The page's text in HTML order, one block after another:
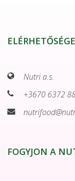
Nutri a.s.
+3670 6372
FOGYJON A